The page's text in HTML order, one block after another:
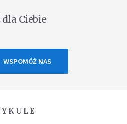
Ciebie
WSPOMÓŻ NAS